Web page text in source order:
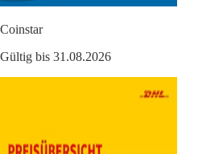
Coinstar
Gültig bis 31.08.2026